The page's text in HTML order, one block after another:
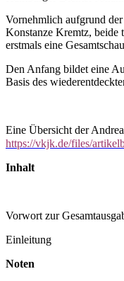
Vornehmlich aufgrund
Konstanze Kremtz, beide
erstmals eine
Den Anfang bildet eine
Basis des
Eine Übersicht der
https://vkjk.de/files/
Inhalt
Vorwort zur
Einleitung
Noten